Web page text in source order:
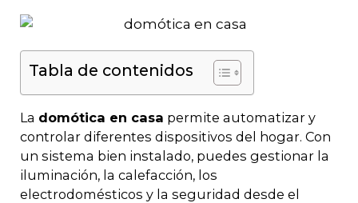
Tabla de contenidos
La domótica en casa permite automatizar y
controlar diferentes dispositivos del hogar. Con
un sistema bien instalado, puedes gestionar la
iluminación, la calefacción, los
electrodomésticos y la seguridad desde el